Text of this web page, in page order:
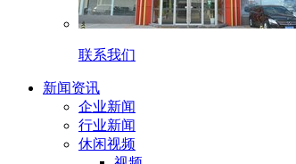
联系我们
新闻资讯
企业新闻
行业新闻
休闲视频